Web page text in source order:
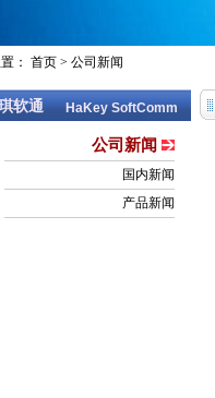
： 首页 > 公司新闻
软通 HaKey SoftComm
公司新闻
国内新闻
产品新闻